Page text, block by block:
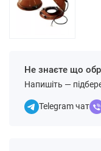
Не знаєте що
Напишіть —
Telegram чат